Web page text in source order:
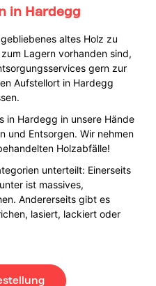
in Hardegg
altes Holz zu
Lagern vorhanden sind,
gern zur
Aufstellort in Hardegg
in Hardegg in unsere Hände
und Entsorgen. Wir nehmen
Holzabfälle!
unterteilt: Einerseits
ist massives,
Andererseits gibt es
lasiert, lackiert oder